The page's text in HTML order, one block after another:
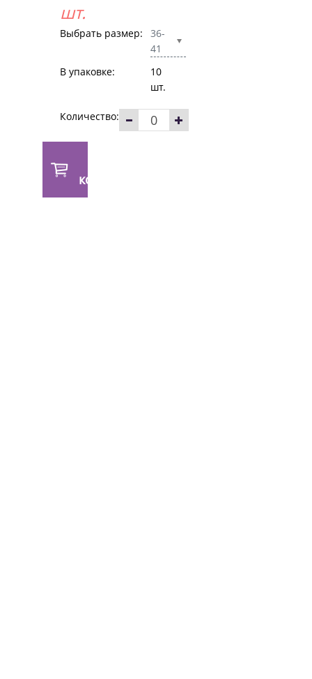
шт.
Выбрать размер:
36-
41
В упаковке:
10
шт.
Количество:
корзину